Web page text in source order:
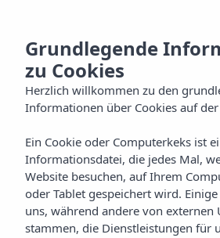
Grundlegende
zu Cookies
Herzlich willkommen zu den
Informationen über Cookies auf der
Ein Cookie oder Computerkeks ist
Informationsdatei, die jedes Mal,
Website besuchen, auf Ihrem
oder Tablet gespeichert wird.
uns, während andere von externen
stammen, die Dienstleistungen für